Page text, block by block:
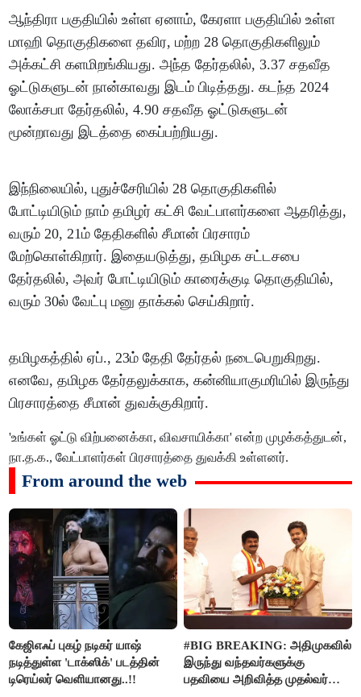
ஆந்திரா பகுதியில் உள்ள ஏனாம், கேரளா பகுதியில் உள்ள
மாஹி தொகுதிகளை தவிர, மற்ற 28 தொகுதிகளிலும்
அக்கட்சி களமிறங்கியது. அந்த தேர்தலில், 3.37 சதவீத
ஓட்டுகளுடன் நான்காவது இடம் பிடித்தது. கடந்த 2024
லோக்சபா தேர்தலில், 4.90 சதவீத ஓட்டுகளுடன்
மூன்றாவது இடத்தை கைப்பற்றியது.
இந்நிலையில், புதுச்சேரியில் 28 தொகுதிகளில்
போட்டியிடும் நாம் தமிழர் கட்சி வேட்பாளர்களை ஆதரித்து,
வரும் 20, 21ம் தேதிகளில் சீமான் பிரசாரம்
மேற்கொள்கிறார். இதையடுத்து, தமிழக சட்டசபை
தேர்தலில், அவர் போட்டியிடும் காரைக்குடி தொகுதியில்,
வரும் 30ல் வேட்பு மனு தாக்கல் செய்கிறார்.
தமிழகத்தில் ஏப்., 23ம் தேதி தேர்தல் நடைபெறுகிறது.
எனவே, தமிழக தேர்தலுக்காக, கன்னியாகுமரியில் இருந்து
பிரசாரத்தை சீமான் துவக்குகிறார்.
'உங்கள் ஓட்டு விற்பனைக்கா, விவசாயிக்கா' என்ற முழக்கத்துடன்,
நா.த.க., வேட்பாளர்கள் பிரசாரத்தை துவக்கி உள்ளனர்.
From around the web
கேஜிஎஃப் புகழ் நடிகர் யாஷ்
நடித்துள்ள 'டாக்‌ஸிக்' படத்தின்
டிரெய்லர் வெளியானது..!!
#BIG BREAKING: அதிமுகவில்
இருந்து வந்தவர்களுக்கு
பதவியை அறிவித்த முதல்வர்